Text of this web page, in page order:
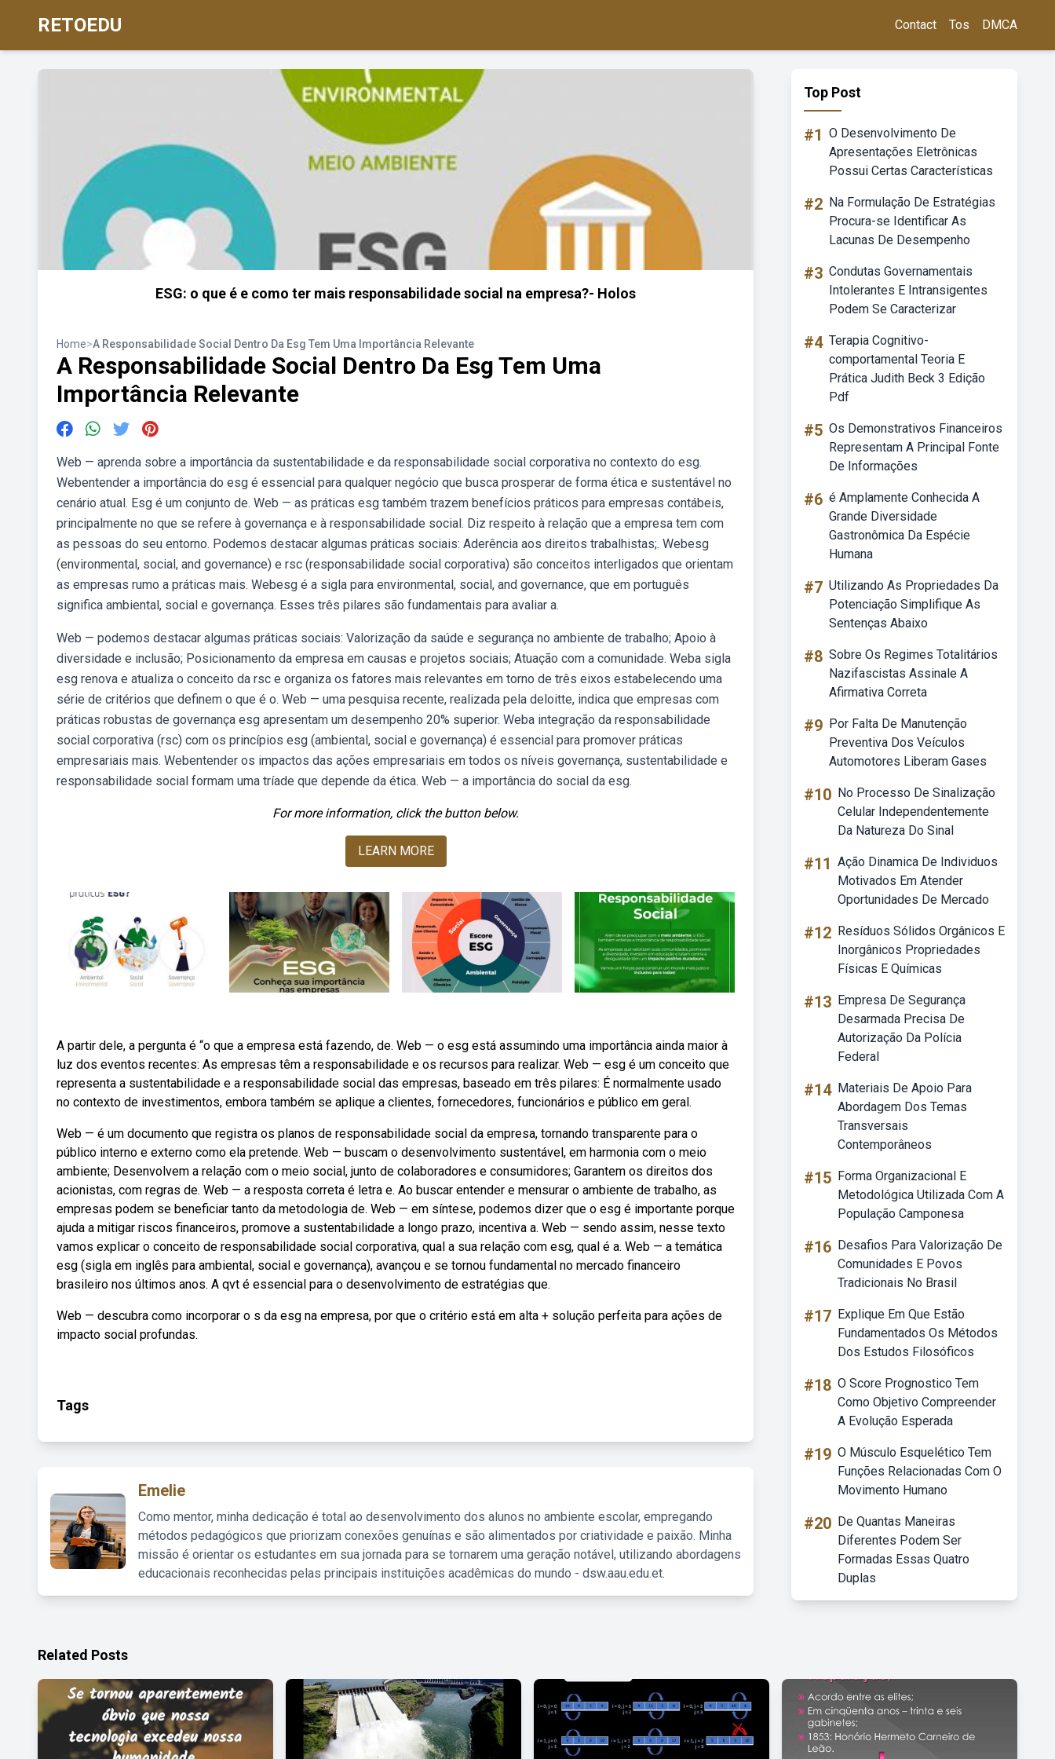
RETOEDU Contact Tos DMCA
ESG: o que é e como ter mais responsabilidade social na empresa?- Holos
Home>A Responsabilidade Social Dentro Da Esg Tem Uma Importância Relevante
A Responsabilidade Social Dentro Da Esg Tem Uma
Importância Relevante
Web — aprenda sobre a importância da sustentabilidade e da responsabilidade social corporativa no contexto do esg.
Webentender a importância do esg é essencial para qualquer negócio que busca prosperar de forma ética e sustentável no
cenário atual. Esg é um conjunto de. Web — as práticas esg também trazem benefícios práticos para empresas contábeis,
principalmente no que se refere à governança e à responsabilidade social. Diz respeito à relação que a empresa tem com
as pessoas do seu entorno. Podemos destacar algumas práticas sociais: Aderência aos direitos trabalhistas;. Webesg
(environmental, social, and governance) e rsc (responsabilidade social corporativa) são conceitos interligados que orientam
as empresas rumo a práticas mais. Webesg é a sigla para environmental, social, and governance, que em português
significa ambiental, social e governança. Esses três pilares são fundamentais para avaliar a.
Web — podemos destacar algumas práticas sociais: Valorização da saúde e segurança no ambiente de trabalho; Apoio à
diversidade e inclusão; Posicionamento da empresa em causas e projetos sociais; Atuação com a comunidade. Weba sigla
esg renova e atualiza o conceito da rsc e organiza os fatores mais relevantes em torno de três eixos estabelecendo uma
série de critérios que definem o que é o. Web — uma pesquisa recente, realizada pela deloitte, indica que empresas com
práticas robustas de governança esg apresentam um desempenho 20% superior. Weba integração da responsabilidade
social corporativa (rsc) com os princípios esg (ambiental, social e governança) é essencial para promover práticas
empresariais mais. Webentender os impactos das ações empresariais em todos os níveis governança, sustentabilidade e
responsabilidade social formam uma tríade que depende da ética. Web — a importância do social da esg.
For more information, click the button below.
LEARN MORE
A partir dele, a pergunta é “o que a empresa está fazendo, de. Web — o esg está assumindo uma importância ainda maior à
luz dos eventos recentes: As empresas têm a responsabilidade e os recursos para realizar. Web — esg é um conceito que
representa a sustentabilidade e a responsabilidade social das empresas, baseado em três pilares: É normalmente usado
no contexto de investimentos, embora também se aplique a clientes, fornecedores, funcionários e público em geral.
Web — é um documento que registra os planos de responsabilidade social da empresa, tornando transparente para o
público interno e externo como ela pretende. Web — buscam o desenvolvimento sustentável, em harmonia com o meio
ambiente; Desenvolvem a relação com o meio social, junto de colaboradores e consumidores; Garantem os direitos dos
acionistas, com regras de. Web — a resposta correta é letra e. Ao buscar entender e mensurar o ambiente de trabalho, as
empresas podem se beneficiar tanto da metodologia de. Web — em síntese, podemos dizer que o esg é importante porque
ajuda a mitigar riscos financeiros, promove a sustentabilidade a longo prazo, incentiva a. Web — sendo assim, nesse texto
vamos explicar o conceito de responsabilidade social corporativa, qual a sua relação com esg, qual é a. Web — a temática
esg (sigla em inglês para ambiental, social e governança), avançou e se tornou fundamental no mercado financeiro
brasileiro nos últimos anos. A qvt é essencial para o desenvolvimento de estratégias que.
Web — descubra como incorporar o s da esg na empresa, por que o critério está em alta + solução perfeita para ações de
impacto social profundas.
Tags
Emelie
Como mentor, minha dedicação é total ao desenvolvimento dos alunos no ambiente escolar, empregando
métodos pedagógicos que priorizam conexões genuínas e são alimentados por criatividade e paixão. Minha
missão é orientar os estudantes em sua jornada para se tornarem uma geração notável, utilizando abordagens
educacionais reconhecidas pelas principais instituições acadêmicas do mundo - dsw.aau.edu.et.
Top Post
#1 O Desenvolvimento De
Apresentações Eletrônicas
Possui Certas Características
#2 Na Formulação De Estratégias
Procura-se Identificar As
Lacunas De Desempenho
#3 Condutas Governamentais
Intolerantes E Intransigentes
Podem Se Caracterizar
#4 Terapia Cognitivo-
comportamental Teoria E
Prática Judith Beck 3 Edição
Pdf
#5 Os Demonstrativos Financeiros
Representam A Principal Fonte
De Informações
#6 é Amplamente Conhecida A
Grande Diversidade
Gastronômica Da Espécie
Humana
#7 Utilizando As Propriedades Da
Potenciação Simplifique As
Sentenças Abaixo
#8 Sobre Os Regimes Totalitários
Nazifascistas Assinale A
Afirmativa Correta
#9 Por Falta De Manutenção
Preventiva Dos Veículos
Automotores Liberam Gases
#10 No Processo De Sinalização
Celular Independentemente
Da Natureza Do Sinal
#11 Ação Dinamica De Individuos
Motivados Em Atender
Oportunidades De Mercado
#12 Resíduos Sólidos Orgânicos E
Inorgânicos Propriedades
Físicas E Químicas
#13 Empresa De Segurança
Desarmada Precisa De
Autorização Da Polícia
Federal
#14 Materiais De Apoio Para
Abordagem Dos Temas
Transversais
Contemporâneos
#15 Forma Organizacional E
Metodológica Utilizada Com A
População Camponesa
#16 Desafios Para Valorização De
Comunidades E Povos
Tradicionais No Brasil
#17 Explique Em Que Estão
Fundamentados Os Métodos
Dos Estudos Filosóficos
#18 O Score Prognostico Tem
Como Objetivo Compreender
A Evolução Esperada
#19 O Músculo Esquelético Tem
Funções Relacionadas Com O
Movimento Humano
#20 De Quantas Maneiras
Diferentes Podem Ser
Formadas Essas Quatro
Duplas
Related Posts